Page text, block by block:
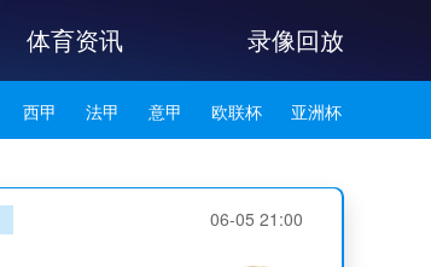
体育资讯 录像回放
西甲 法甲 意甲 欧联杯 亚洲杯
06-05 21:00